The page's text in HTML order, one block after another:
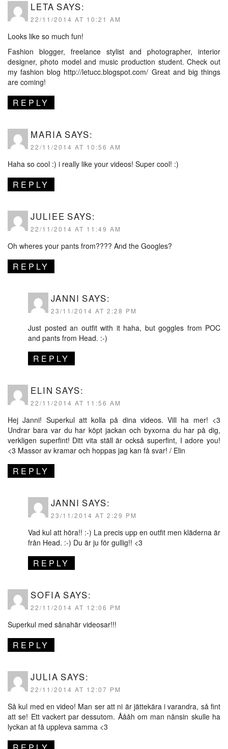
LETA SAYS:
22/11/2014 AT 10:21 AM
Looks like so much fun!
Fashion blogger, freelance stylist and photographer, interior
designer, photo model and music production student. Check out
my fashion blog http://letucc.blogspot.com/ Great and big things
are coming!
REPLY
MARIA SAYS:
22/11/2014 AT 10:56 AM
Haha so cool :) i really like your videos! Super cool! :)
REPLY
JULIEE SAYS:
22/11/2014 AT 11:49 AM
Oh wheres your pants from???? And the Googles?
REPLY
JANNI SAYS:
23/11/2014 AT 2:28 PM
Just posted an outfit with it haha, but goggles from POC
and pants from Head. :-)
REPLY
ELIN SAYS:
22/11/2014 AT 11:56 AM
Hej Janni! Superkul att kolla på dina videos. Vill ha mer! <3
Undrar bara var du har köpt jackan och byxorna du har på dig,
verkligen superfint! Ditt vita ställ är också superfint, I adore you!
<3 Massor av kramar och hoppas jag kan få svar! / Elin
REPLY
JANNI SAYS:
23/11/2014 AT 2:29 PM
Vad kul att höra!! :-) La precis upp en outfit men kläderna är
från Head. :-) Du är ju för gullig!! <3
REPLY
SOFIA SAYS:
22/11/2014 AT 12:06 PM
Superkul med sånahär videosar!!!
REPLY
JULIA SAYS:
22/11/2014 AT 12:07 PM
Så kul med en video! Man ser att ni är jättekära i varandra, så fint
att se! Ett vackert par dessutom. Åååh om man nånsin skulle ha
lyckan at få uppleva samma <3